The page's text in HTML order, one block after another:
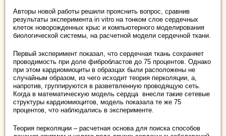
Авторы новой работы решили прояснить вопрос, сравнив
результаты эксперимента in vitro на тонком слое сердечных
клеток новорожденных крыс и компьютерного моделирования
биологической системы, на расчетной модели сердечной ткани.
Первый эксперимент показал, что сердечная ткань сохраняет
проводимость при доле фибробластов до 75 процентов. Однако
при этом кардиомиоциты в образцах были расположены не
случайным образом, из чего исходит теория перколяции, а,
напротив, группируются в разветвленную проводящую сеть.
Когда в математическую модель сердца внесли такие сетевые
структуры кардиомиоцитов, модель показала те же 75
процентов, что наблюдались в эксперименте.
Теория перколяции – расчетная основа для поиска способов